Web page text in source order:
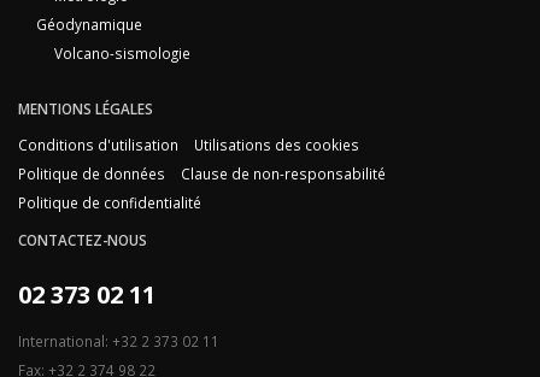
Géodynamique
Volcano-sismologie
MENTIONS LÉGALES
Conditions d'utilisation
Utilisations des cookies
Politique de données
Clause de non-responsabilité
Politique de confidentialité
CONTACTEZ-NOUS
02 373 02 11
International: +32 2 373 02 11
Fax: +32 2 374 98 22